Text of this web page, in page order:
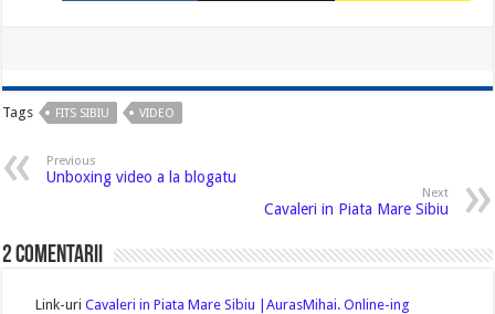
Tags FITS SIBIU VIDEO
Previous
Unboxing video a la blogatu
Next
Cavaleri in Piata Mare Sibiu
2 comentarii
Link-uriCavaleri in Piata Mare Sibiu |AurasMihai. Online-ing